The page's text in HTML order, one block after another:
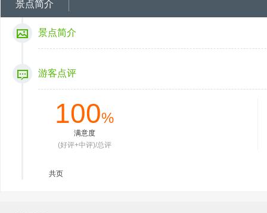
景点简介
景点简介
游客点评
100%
满意度
(好评+中评)/总评
共页